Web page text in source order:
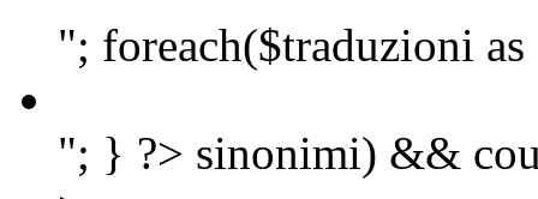
"; foreach($traduzioni
"; } ?> sinonimi) &&